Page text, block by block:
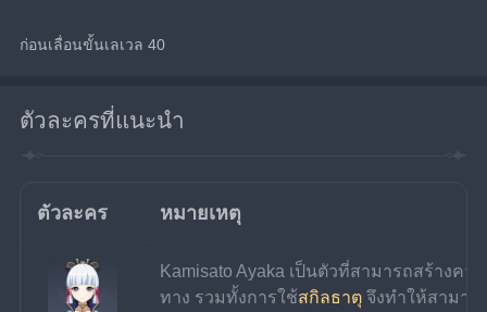
ก่อนเลื่อนขั้นเลเวล 40
ตัวละครที่แนะนำ
ตัวละคร หมายเหตุ
Kamisato Ayaka เป็นตัวที่สามารถสร้างคว
ทาง รวมทั้งการใช้สกิลธาตุ จึงทำให้สามาร